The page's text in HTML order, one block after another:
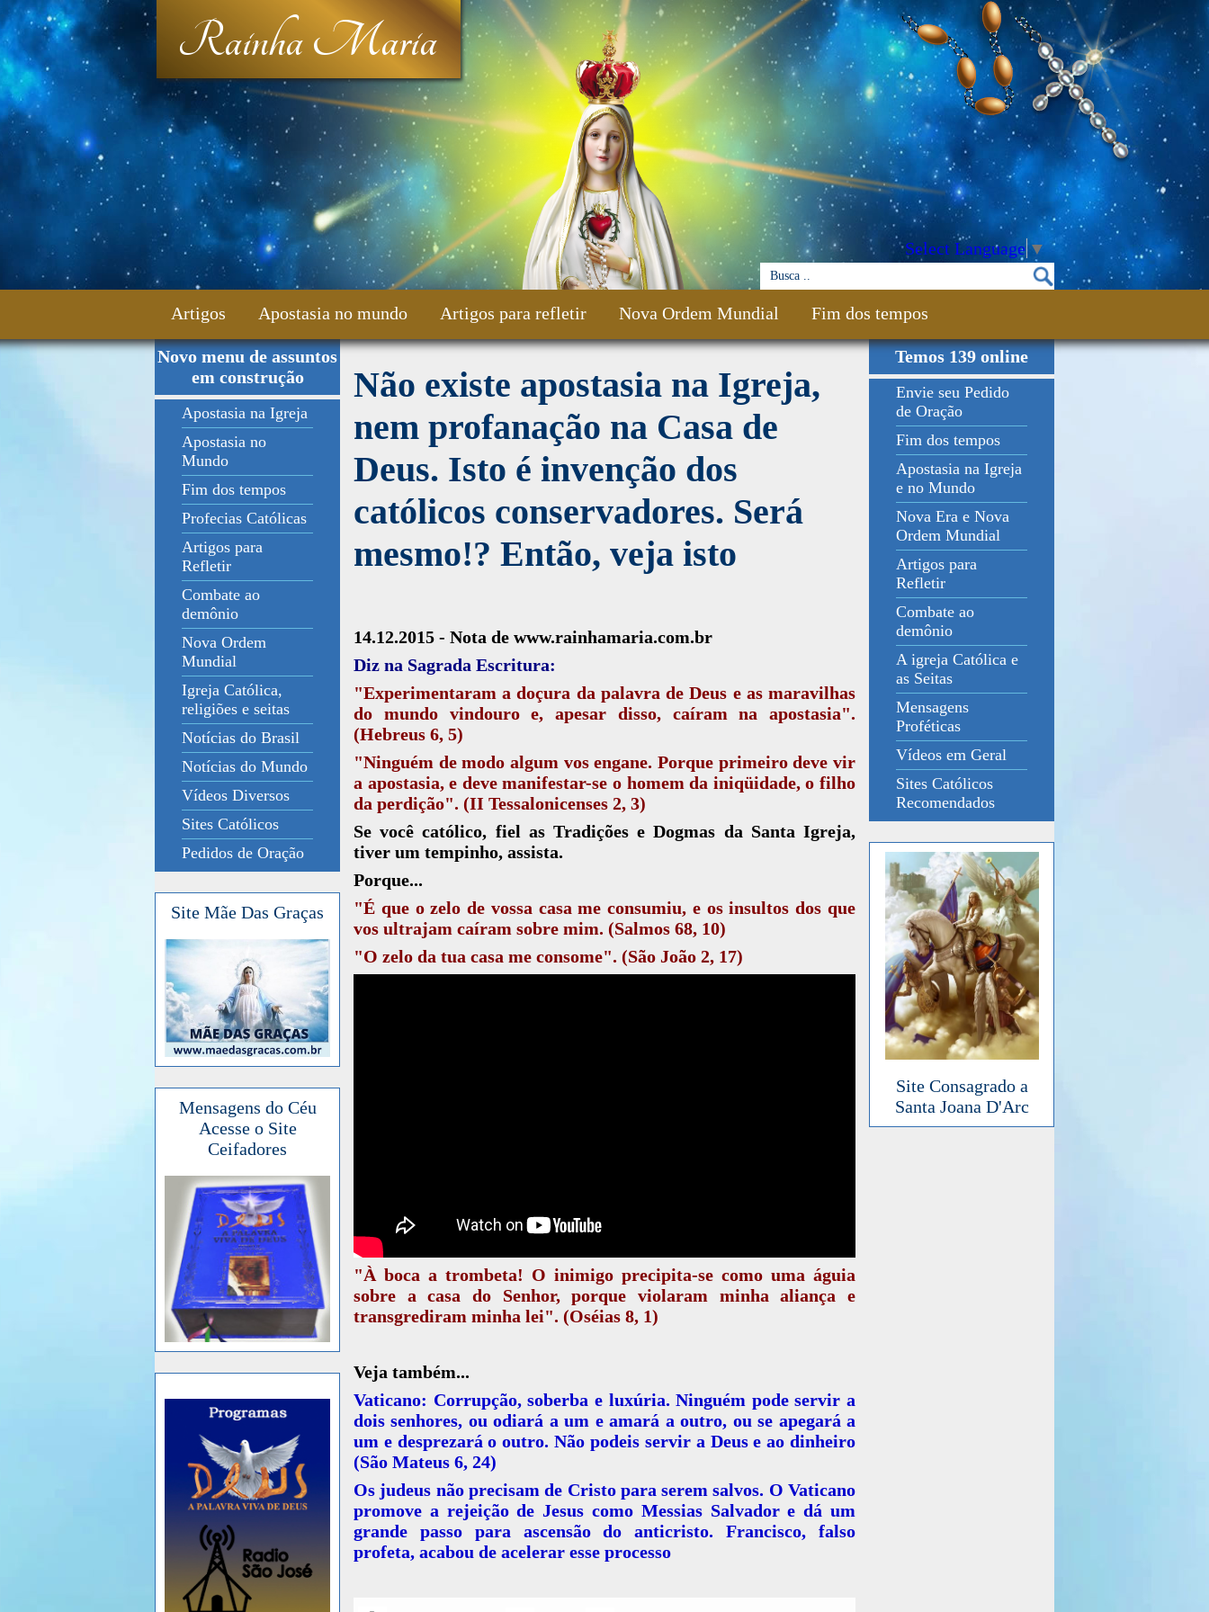
Rainha Maria
Select Language ▼
Artigos Apostasia no mundo Artigos para refletir Nova Ordem Mundial Fim dos tempos
Fale Conosco
Novo menu de assuntos
em construção
Apostasia na Igreja
Apostasia no
Mundo
Fim dos tempos
Profecias Católicas
Artigos para
Refletir
Combate ao
demônio
Nova Ordem
Mundial
Igreja Católica,
religiões e seitas
Notícias do Brasil
Notícias do Mundo
Vídeos Diversos
Sites Católicos
Pedidos de Oração
Site Mãe Das Graças
Mensagens do Céu
Acesse o Site
Ceifadores
Não existe apostasia na Igreja,
nem profanação na Casa de
Deus. Isto é invenção dos
católicos conservadores. Será
mesmo!? Então, veja isto
14.12.2015 - Nota de www.rainhamaria.com.br
Diz na Sagrada Escritura:
"Experimentaram a doçura da palavra de Deus e as maravilhas
do mundo vindouro e, apesar disso, caíram na apostasia".
(Hebreus 6, 5)
"Ninguém de modo algum vos engane. Porque primeiro deve vir
a apostasia, e deve manifestar-se o homem da iniqüidade, o filho
da perdição". (II Tessalonicenses 2, 3)
Se você católico, fiel as Tradições e Dogmas da Santa Igreja,
tiver um tempinho, assista.
Porque...
"É que o zelo de vossa casa me consumiu, e os insultos dos que
vos ultrajam caíram sobre mim. (Salmos 68, 10)
"O zelo da tua casa me consome". (São João 2, 17)
"À boca a trombeta! O inimigo precipita-se como uma águia
sobre a casa do Senhor, porque violaram minha aliança e
transgrediram minha lei". (Oséias 8, 1)
Veja também...
Vaticano: Corrupção, soberba e luxúria. Ninguém pode servir a
dois senhores, ou odiará a um e amará a outro, ou se apegará a
um e desprezará o outro. Não podeis servir a Deus e ao dinheiro
(São Mateus 6, 24)
Os judeus não precisam de Cristo para serem salvos. O Vaticano
promove a rejeição de Jesus como Messias Salvador e dá um
grande passo para ascensão do anticristo. Francisco, falso
profeta, acabou de acelerar esse processo
Temos 139 online
Envie seu Pedido
de Oração
Fim dos tempos
Apostasia na Igreja
e no Mundo
Nova Era e Nova
Ordem Mundial
Artigos para
Refletir
Combate ao
demônio
A igreja Católica e
as Seitas
Mensagens
Proféticas
Vídeos em Geral
Sites Católicos
Recomendados
Site Consagrado a
Santa Joana D'Arc